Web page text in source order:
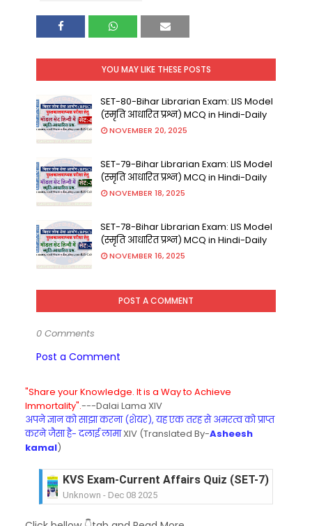
YOU MAY LIKE THESE POSTS
SET-80-Bihar Librarian Exam: LIS Model
(स्मृति आधारित प्रश्न) MCQ in Hindi-Daily
NOVEMBER 20, 2025
SET-79-Bihar Librarian Exam: LIS Model
(स्मृति आधारित प्रश्न) MCQ in Hindi-Daily
NOVEMBER 18, 2025
SET-78-Bihar Librarian Exam: LIS Model
(स्मृति आधारित प्रश्न) MCQ in Hindi-Daily
NOVEMBER 16, 2025
POST A COMMENT
0 Comments
Post a Comment
"Share your Knowledge. It is a Way to Achieve
Immortality".---Dalai Lama XIV
अपने ज्ञान को साझा करना (शेयर), यह एक तरह से अमरत्व को प्राप्त
करने जैसा है- दलाई लामाXIV (Translated By-Asheesh
kamal)
KVS Exam-Current Affairs Quiz (SET-7) in Hindi
Unknown - Dec 08 2025